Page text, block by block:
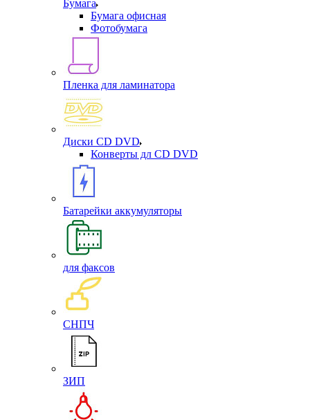
Бумага
Бумага офисная
Фотобумага
Пленка для ламинатора
Диски CD DVD
Конверты дл CD DVD
Батарейки аккумуляторы
для факсов
СНПЧ
ЗИП